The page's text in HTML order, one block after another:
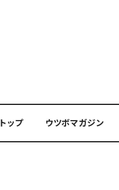
トップ ウツボマガジン